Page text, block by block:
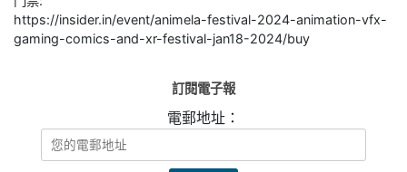
https://insider.in/event/animela-festival-2024-animation-vfx-
gaming-comics-and-xr-festival-jan18-2024/buy
訂閱電子報
電郵地址：